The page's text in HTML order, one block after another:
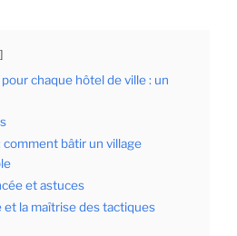
chaque hôtel de ville : un
comment bâtir un village
et astuces
et la maîtrise des tactiques